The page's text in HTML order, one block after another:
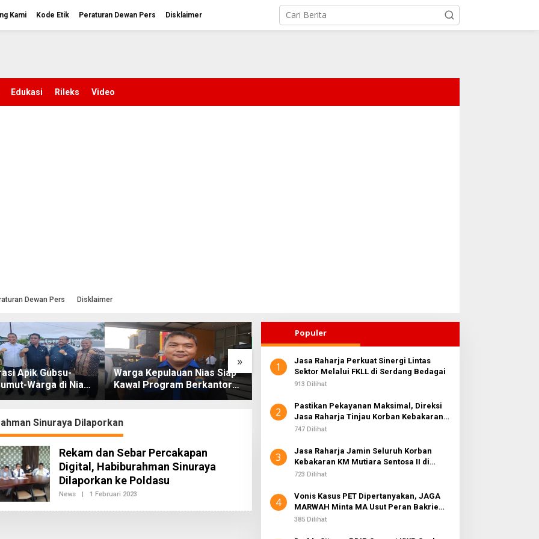
Kami Kode Etik Peraturan Dewan Pers Disklaimer
Edukasi Rileks Video
Dewan Pers Disklaimer
»
Apik Gubsu-
Warga di Nias
Rusak Puluhan
Warga Kepulauan Nias Siap
Kawal Program Berkantor
Gubsu Bobby Nasution
Lahirkan Generasi Bebas
Stunting, Wali Kota
Optimalisasi SP3 Catin
Di Balik Laba Bersih Rp10,4
Telkomsel Nugroho Terkait
Dugaan Kasus Notifikasi
Sinuraya Dilaporkan
Rekam dan Sebar Percakapan
Digital, Habiburahman Sinuraya
Dilaporkan ke Poldasu
News | 1 Februari 2023
E
Populer
1
Jasa Raharja Perkuat Sinergi Lintas
Sektor Melalui FKLL di Serdang Bedagai
913 Dilihat
2
Pastikan Pekayanan Maksimal, Direksi
Jasa Raharja Tinjau Korban Kebakaran
KM Mutiara Sentosa II
747 Dilihat
3
Jasa Raharja Jamin Seluruh Korban
Kebakaran KM Mutiara Sentosa II di
Perairan Sumenep
723 Dilihat
4
Vonis Kasus PET Dipertanyakan, JAGA
MARWAH Minta MA Usut Peran Bakrie
Group
385 Dilihat